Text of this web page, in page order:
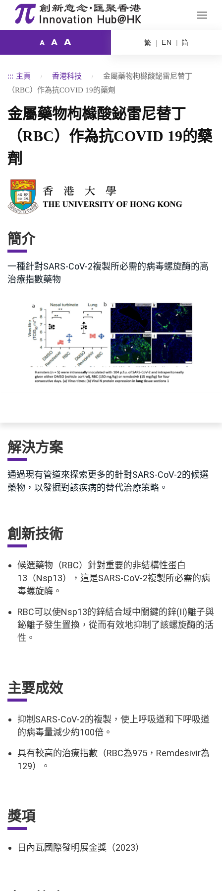
A A A 繁 EN 简
::: 主頁 香港科技
金屬藥物枸櫞酸鉍雷尼替丁
（RBC）作為抗COVID 19的藥劑
金屬藥物枸櫞酸鉍雷尼替丁
（RBC）作為抗COVID 19的藥
劑
簡介
一種針對SARS-CoV-2複製所必需的病毒螺旋酶的高
治療指數藥物
解決方案
通過現有管道來探索更多的針對SARS-CoV-2的候選
藥物，以發掘對該疾病的替代治療策略。
創新技術
候選藥物（RBC）針對重要的非結構性蛋白
13（Nsp13），這是SARS-CoV-2複製所必需的病
毒螺旋酶。
RBC可以使Nsp13的鋅結合域中關鍵的鋅(II)離子與
鉍離子發生置換，從而有效地抑制了該螺旋酶的活
性。
主要成效
抑制SARS-CoV-2的複製，使上呼吸道和下呼吸道
的病毒量減少約100倍。
具有較高的治療指數（RBC為975，Remdesivir為
129）。
獎項
日內瓦國際發明展金獎（2023）